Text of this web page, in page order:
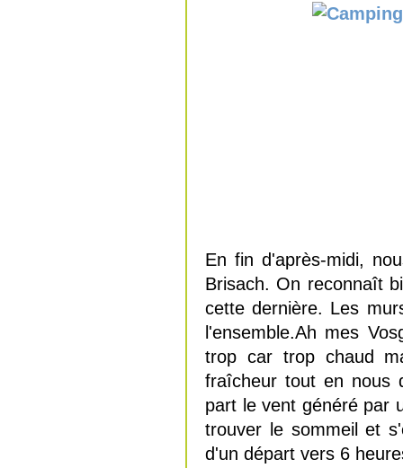
En fin d'après-midi,
Brisach. On reconnaît
cette dernière. Les
l'ensemble.Ah mes
trop car trop chaud
fraîcheur tout en nous
part le vent généré par
trouver le sommeil et
d'un départ vers 6